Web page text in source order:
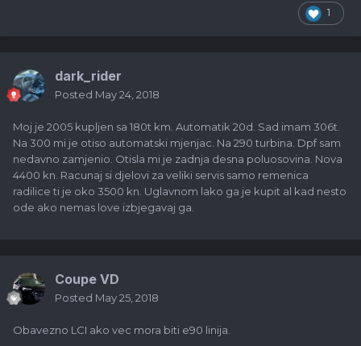
1
dark_rider
Posted May 24, 2018
Moj je 2005 kupljen sa 180t km. Automatik 20d. Sad imam 306t.
Na 300 mi je otiso automatski mjenjac. Na 290 turbina. Dpf sam
nedavno zamjenio. Otisla mi je zadnja desna poluosovina. Nova
4400 kn. Racunaj si djelovi za veliki servis samo remenica
radilice ti je oko 3500 kn. Uglavnom lako ga je kupit al kad nesto
ode ako nemas love izbjegavaj ga.
Coupe VD
Posted May 25, 2018
Obavezno LCI ako vec mora biti e90 linija.